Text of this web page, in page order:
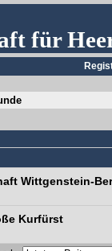
für
Wittgenstein-
Kurfürst